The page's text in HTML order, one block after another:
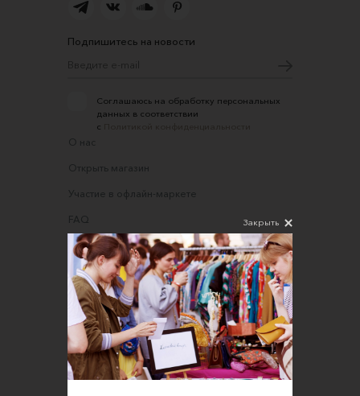
Подпишитесь на новости
Соглашаюсь на обработку персональных
данных в соответствии
с
О нас
Открыть магазин
Участие в офлайн-маркете
FAQ
Требования к фотографиям
Обратная связь
Соглашение об оказании услуг
Правила сайта
Оферта для продавцов
Оферта для покупателей
Закрыть